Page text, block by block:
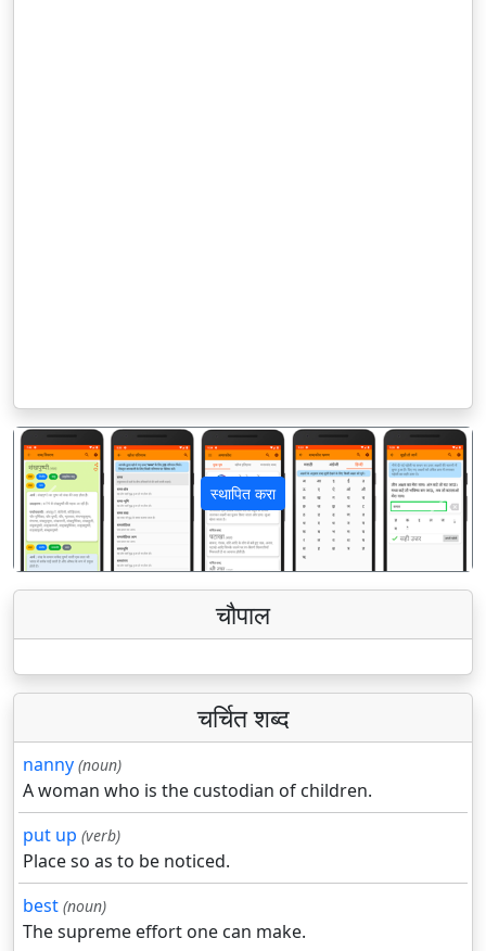
स्थापित करा
पिछला अगला
चौपाल
चर्चित शब्द
nanny (noun)
A woman who is the custodian of children.
put up (verb)
Place so as to be noticed.
best (noun)
The supreme effort one can make.